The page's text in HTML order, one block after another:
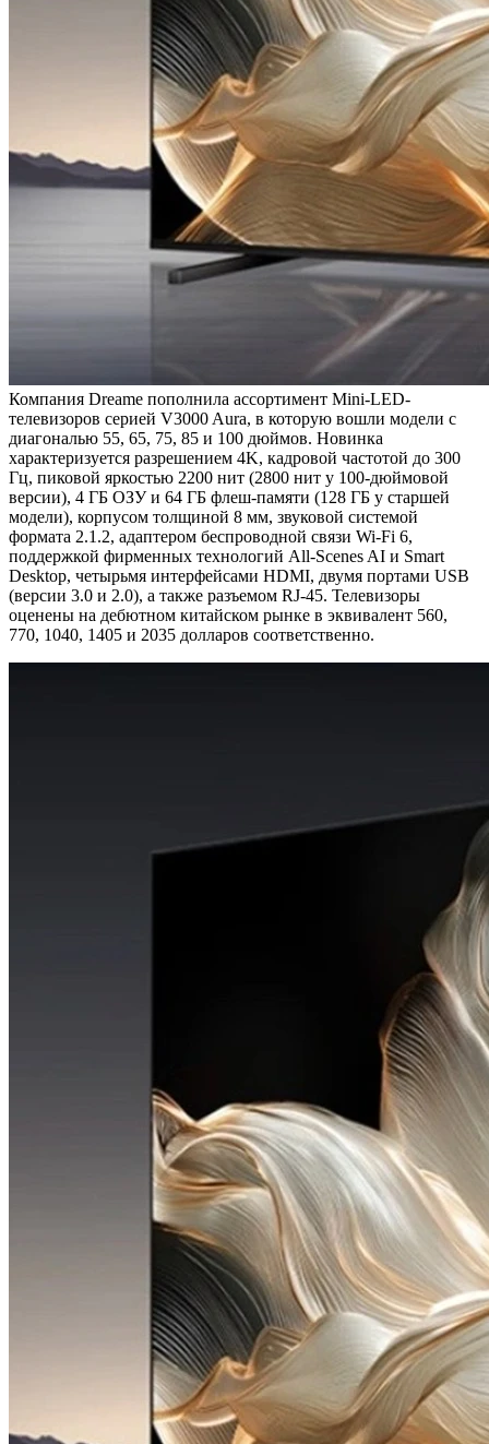
Компания Dreame пополнила ассортимент Mini-LED-
телевизоров серией V3000 Aura, в которую вошли модели с
диагональю 55, 65, 75, 85 и 100 дюймов. Новинка
характеризуется разрешением 4K, кадровой частотой до 300
Гц, пиковой яркостью 2200 нит (2800 нит у 100-дюймовой
версии), 4 ГБ ОЗУ и 64 ГБ флеш-памяти (128 ГБ у старшей
модели), корпусом толщиной 8 мм, звуковой системой
формата 2.1.2, адаптером беспроводной связи Wi-Fi 6,
поддержкой фирменных технологий All-Scenes AI и Smart
Desktop, четырьмя интерфейсами HDMI, двумя портами USB
(версии 3.0 и 2.0), а также разъемом RJ-45. Телевизоры
оценены на дебютном китайском рынке в эквивалент 560,
770, 1040, 1405 и 2035 долларов соответственно.